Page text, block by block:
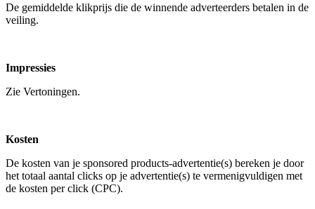
De gemiddelde klikprijs die de winnende adverteerders betalen in de
veiling.
Impressies
Zie Vertoningen.
Kosten
De kosten van je sponsored products-advertentie(s) bereken je door
het totaal aantal clicks op je advertentie(s) te vermenigvuldigen met
de kosten per click (CPC).